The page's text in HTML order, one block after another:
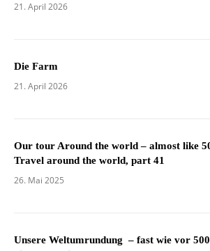
21. April 2026
Die Farm
21. April 2026
Our tour Around the world – almost like
Travel around the world, part 41
26. Mai 2025
Unsere Weltumrundung – fast wie vor